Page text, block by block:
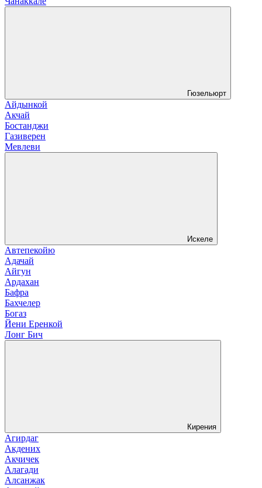
Гюзельюрт
Айдынкой
Акчай
Бостанджи
Газиверен
Мевлеви
Искеле
Автепекойю
Адачай
Айгун
Ардахан
Бафра
Бахчелер
Богаз
Йени Еренкой
Лонг Бич
Кирения
Агирдаг
Акдених
Акчичек
Алагади
Алсанжак